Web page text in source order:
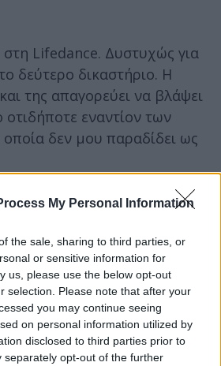
My Personal Information
the sale, sharing to third parties, or
or sensitive information for
us, please use the below opt-out
selection. Please note that after your
you may continue seeing
on personal information utilized by
disclosed to third parties prior to
separately opt-out of the further
στη Lifedance. Δυστυχώς για
δεύτερο δικαστήριο. Η
της απαγορεύει να βλάψει
οτιδήποτε εναντίον των
δεν μου παραδίδει ως